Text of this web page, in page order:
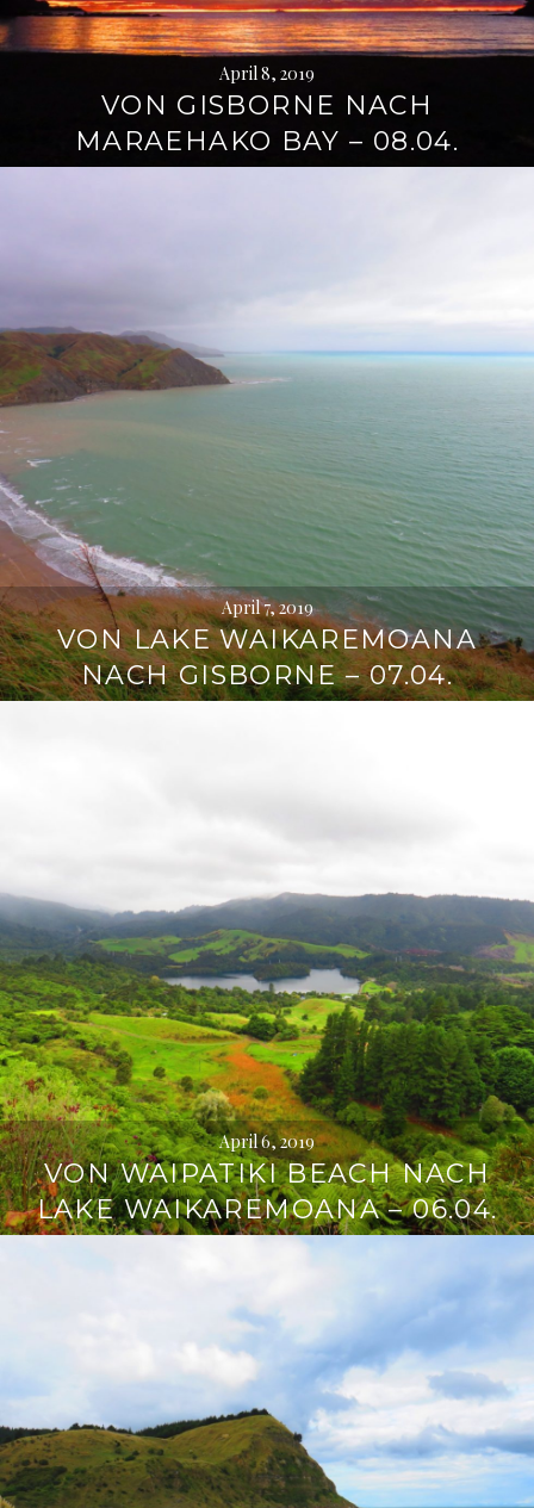
April 8, 2019
VON GISBORNE NACH
MARAEHAKO BAY – 08.04.
April 7, 2019
VON LAKE WAIKAREMOANA
NACH GISBORNE – 07.04.
April 6, 2019
VON WAIPATIKI BEACH NACH
LAKE WAIKAREMOANA – 06.04.